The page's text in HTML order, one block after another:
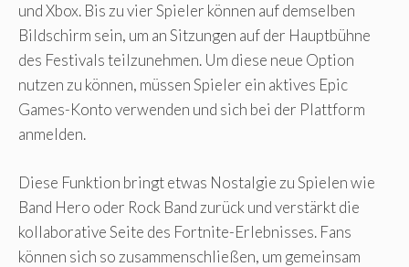
und Xbox. Bis zu vier Spieler können auf demselben
Bildschirm sein, um an Sitzungen auf der Hauptbühne
des Festivals teilzunehmen. Um diese neue Option
nutzen zu können, müssen Spieler ein aktives Epic
Games-Konto verwenden und sich bei der Plattform
anmelden.
Diese Funktion bringt etwas Nostalgie zu Spielen wie
Band Hero oder Rock Band zurück und verstärkt die
kollaborative Seite des Fortnite-Erlebnisses. Fans
können sich so zusammenschließen, um gemeinsam